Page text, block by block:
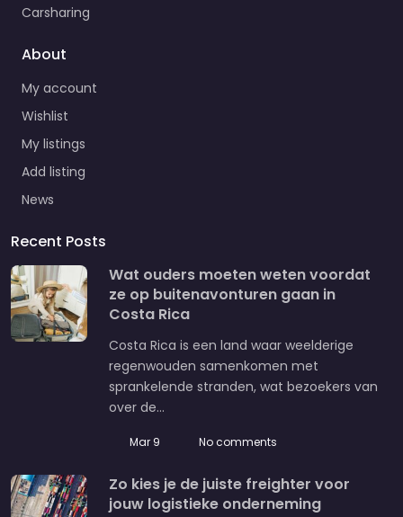
Carsharing
About
My account
Wishlist
My listings
Add listing
News
Recent Posts
Wat ouders moeten weten voordat
ze op buitenavonturen gaan in
Costa Rica
Costa Rica is een land waar weelderige
regenwouden samenkomen met
sprankelende stranden, wat bezoekers van
over de…
Mar 9 No comments
Zo kies je de juiste freighter voor
jouw logistieke onderneming